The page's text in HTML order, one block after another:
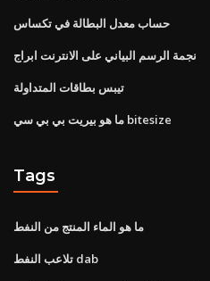
حساب معدل البطالة في تكساس
نجمة الرسم البياني على الانترنت ابراج
تيبس بطاقات المتداولة
ما هو بيريت بي بي سي bitesize
Tags
ما هو الماء المنتج من النفط
تلاعب النفط dab